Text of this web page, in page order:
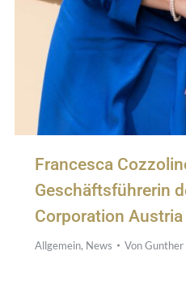
Francesca
Geschäftsführerin
Corporation Austria
Allgemein, News VonGunther